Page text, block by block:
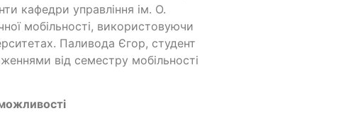
кафедри управління ім. О.
мобільності, використовуючи
Паливода Єгор, студент
від семестру мобільності